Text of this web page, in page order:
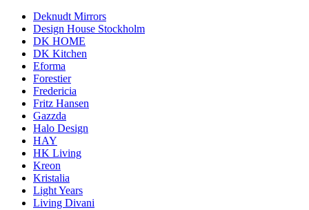
Deknudt Mirrors
Design House Stockholm
DK HOME
DK Kitchen
Eforma
Forestier
Fredericia
Fritz Hansen
Gazzda
Halo Design
HAY
HK Living
Kreon
Kristalia
Light Years
Living Divani